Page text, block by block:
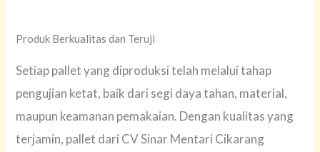
Produk Berkualitas dan Teruji
Setiap pallet yang diproduksi telah melalui tahap
pengujian ketat, baik dari segi daya tahan, material,
maupun keamanan pemakaian. Dengan kualitas yang
terjamin, pallet dari CV Sinar Mentari Cikarang